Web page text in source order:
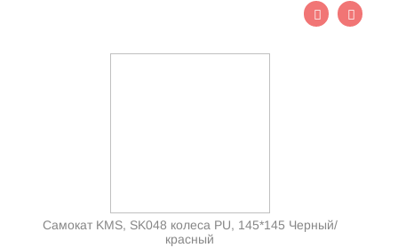
Самокат KMS, SK048 колеса PU, 145*145 Черный/
красный